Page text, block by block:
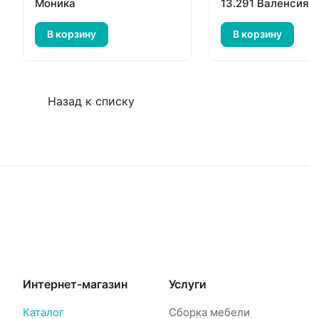
Моника
В корзину
13.291 Валенсия
В корзину
Назад к списку
Интернет-магазин
Каталог
Услуги
Сборка мебели